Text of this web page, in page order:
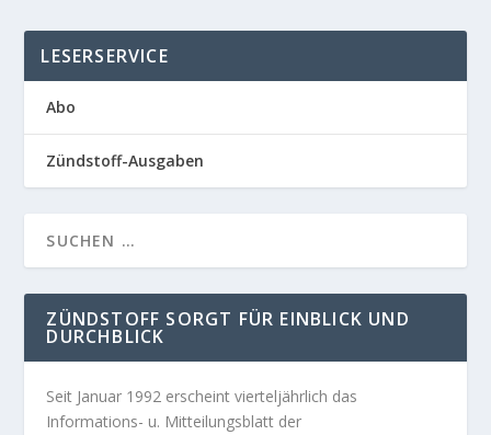
LESERSERVICE
Abo
Zündstoff-Ausgaben
ZÜNDSTOFF SORGT FÜR EINBLICK UND
DURCHBLICK
Seit Januar 1992 erscheint vierteljährlich das
Informations- u. Mitteilungsblatt der